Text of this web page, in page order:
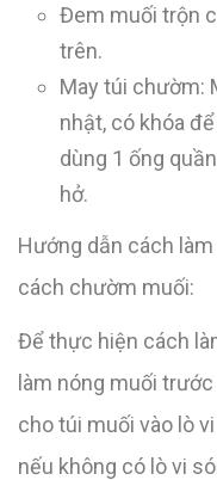
Đem muối trộn
trên.
May túi chườm:
nhật, có khóa
dùng 1 ống
hở.
Hướng dẫn cách
cách chườm muối:
Để thực hiện cách
làm nóng muối
cho túi muối vào lò
nếu không có lò vi